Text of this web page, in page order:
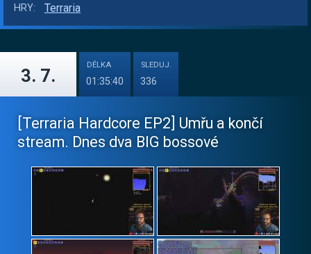
HRY: Terraria
3. 7.
DÉLKA
01:35:40
SLEDUJ.
336
[Terraria Hardcore EP2] Umřu a končí
stream. Dnes dva BIG bossové